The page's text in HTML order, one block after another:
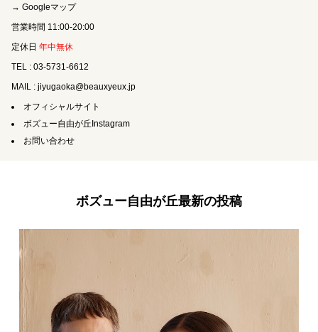
→ Googleマップ
営業時間 11:00-20:00
定休日 年中無休
TEL : 03-5731-6612
MAIL : jiyugaoka@beauxyeux.jp
オフィシャルサイト
ボズュー自由が丘Instagram
お問い合わせ
ボズュー自由が丘最新の投稿